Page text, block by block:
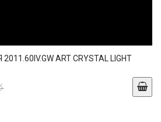
ART CRYSTAL LIGHT